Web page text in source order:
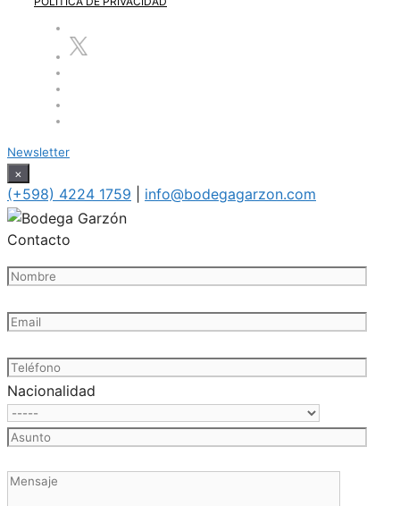
Newsletter
×
(+598) 4224 1759 info@bodegagarzon.com
Contacto
Nacionalidad